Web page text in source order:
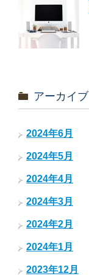
アーカイブ
2024年6月
2024年5月
2024年4月
2024年3月
2024年2月
2024年1月
2023年12月